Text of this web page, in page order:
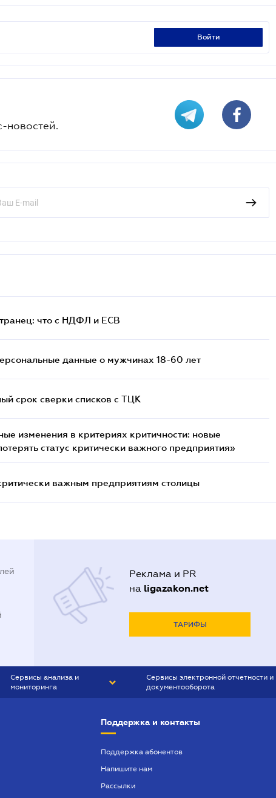
войти
новостей.
что с НДФЛ и ЕСВ
данные о мужчинах 18-60 лет
срок сверки списков c ТЦК
изменения в критериях критичности: новые
статус критически важного предприятия»
важным предприятиям столицы
Реклама и PR
на ligazakon.net
ТАРИФЫ
Сервисы анализа и
мониторинга
Сервисы электронной отчетности и
документооборота
Поддержка и контакты
Поддержка абонентов
Напишите нам
Рассылки